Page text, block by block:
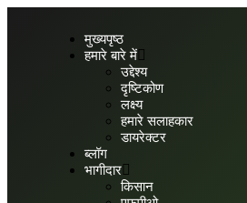
मुख्यपृष्ठ
हमारे बारे में
उद्देश्य
दृष्टिकोण
लक्ष्य
हमारे सलाहकार
डायरेक्टर
ब्लॉग
भागीदार
किसान